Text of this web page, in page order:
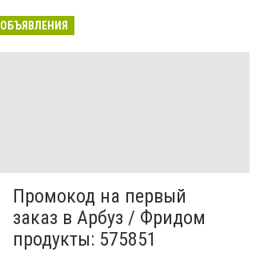
ОБЪЯВЛЕНИЯ
Промокод на первый
заказ в Арбуз / Фридом
продукты: 575851